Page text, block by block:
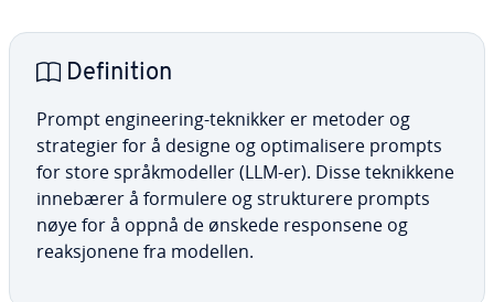
Definition
Prompt engineering-teknikker er metoder og
strategier for å designe og optimalisere prompts
for store språkmodeller (LLM-er). Disse teknikkene
innebærer å formulere og strukturere prompts
nøye for å oppnå de ønskede responsene og
reaksjonene fra modellen.